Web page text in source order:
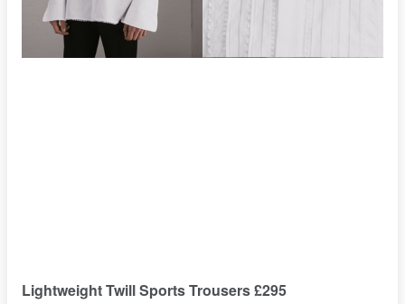
Lightweight Twill Sports Trousers £295